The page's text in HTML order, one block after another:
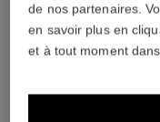
de nos partenaires.
en savoir plus en
et à tout moment